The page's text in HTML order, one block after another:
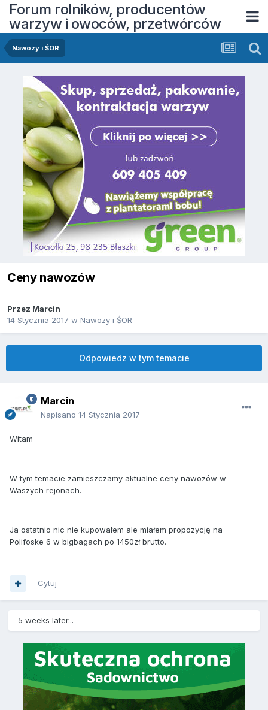
Forum rolników, producentów
warzyw i owoców, przetwórców
Nawozy i ŚOR
Ceny nawozów
Przez Marcin
14 Stycznia 2017 w Nawozy i ŚOR
Odpowiedz w tym temacie
Marcin
Napisano 14 Stycznia 2017
Witam
W tym temacie zamieszczamy aktualne ceny nawozów w
Waszych rejonach.
Ja ostatnio nic nie kupowałem ale miałem propozycję na
Polifoske 6 w bigbagach po 1450zł brutto.
Cytuj
5 weeks later...